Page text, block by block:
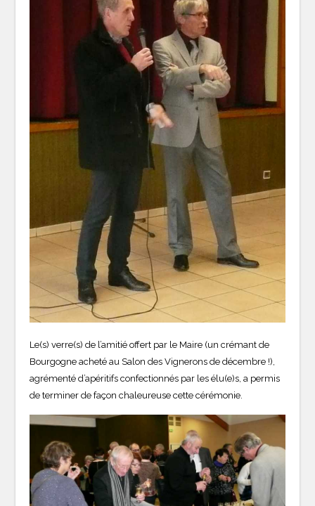
Le(s) verre(s) de l’amitié offert par le Maire (un crémant de
Bourgogne acheté au Salon des Vignerons de décembre !),
agrémenté d’apéritifs confectionnés par les élu(e)s, a permis
de terminer de façon chaleureuse cette cérémonie.